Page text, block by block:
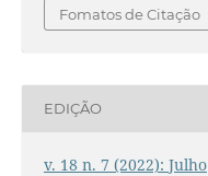
Fomatos de Citação
EDIÇÃO
v. 18 n. 7 (2022): Julho